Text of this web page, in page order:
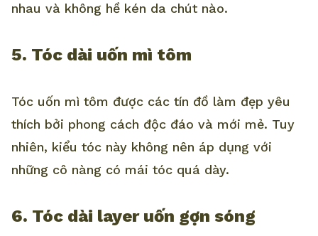
nhau và không hề kén da chút nào.
5. Tóc dài uốn mì tôm
Tóc uốn mì tôm được các tín đồ làm đẹp yêu
thích bởi phong cách độc đáo và mới mẻ. Tuy
nhiên, kiểu tóc này không nên áp dụng với
những cô nàng có mái tóc quá dày.
6. Tóc dài layer uốn gợn sóng